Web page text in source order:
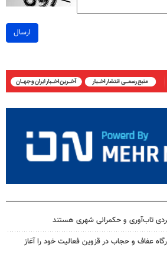
ارسال
تاب‌آوری و حکمرانی شهری هستند
عفاف و حجاب در قزوین فعالیت خود را آغاز